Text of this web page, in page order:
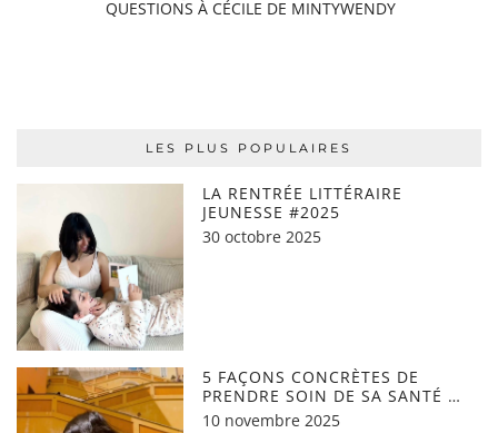
QUESTIONS À CÉCILE DE MINTYWENDY
LES PLUS POPULAIRES
LA RENTRÉE LITTÉRAIRE
JEUNESSE #2025
30 octobre 2025
5 FAÇONS CONCRÈTES DE
PRENDRE SOIN DE SA SANTÉ …
10 novembre 2025